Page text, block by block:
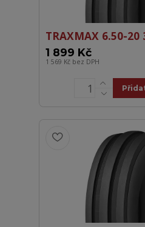
TRAXMAX 6.50-20
1 899 Kč
1 569 Kč bez DPH